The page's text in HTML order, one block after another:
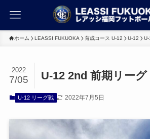
ホーム LEASSI FUKUOKA 育成コース U-12 U-12
U-12 2nd 前期リー
2022
7/05
U-12 リーグ戦 2022年7月5日